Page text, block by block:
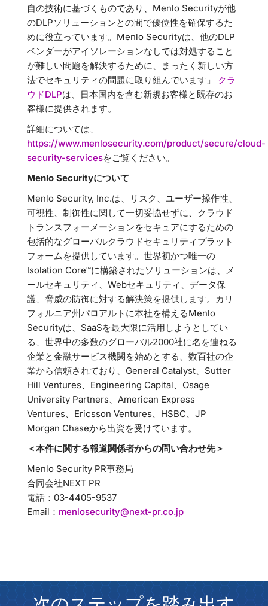
自の技術に基づくものであり、Menlo Securityが他
のDLPソリューションとの間で優位性を確保するた
めに役立っています。Menlo Securityは、他のDLP
ベンダーがアイソレーションなしでは対処すること
が難しい問題を解決するために、まったく新しい方
法でセキュリティの問題に取り組んでいます」 クラ
ウドDLPは、日本国内を含む新規お客様と既存のお
客様に提供されます。
詳細については、
https://www.menlosecurity.com/product/secure/cloud-
security-servicesをご覧ください。
Menlo Securityについて
Menlo Security, Inc.は、リスク、ユーザー操作性、
可視性、制御性に関して一切妥協せずに、クラウド
トランスフォーメーションをセキュアにするための
包括的なグローバルクラウドセキュリティプラット
フォームを提供しています。世界初かつ唯一の
Isolation Core™に構築されたソリューションは、メ
ールセキュリティ、Webセキュリティ、データ保
護、脅威の防御に対する解決策を提供します。カリ
フォルニア州パロアルトに本社を構えるMenlo
Securityは、SaaSを最大限に活用しようとしてい
る、世界中の多数のグローバル2000社に名を連ねる
企業と金融サービス機関を始めとする、数百社の企
業から信頼されており、General Catalyst、Sutter
Hill Ventures、Engineering Capital、Osage
University Partners、American Express
Ventures、Ericsson Ventures、HSBC、JP
Morgan Chaseから出資を受けています。
＜本件に関する報道関係者からの問い合わせ先＞
Menlo Security PR事務局
合同会社NEXT PR
電話：03-4405-9537
Email： menlosecurity@next-pr.co.jp